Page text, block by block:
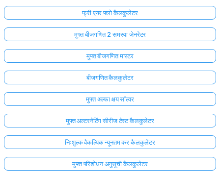
फ्री एयर फ्लो कैलकुलेटर
मुफ्त बीजगणित 2 समस्या जेनरेटर
मुफ्त बीजगणित मास्टर
बीजगणित कैलकुलेटर
मुफ्त अल्फा क्षय सॉल्वर
मुफ्त अल्टरनेटिंग सीरीज टेस्ट कैलकुलेटर
निःशुल्क वैकल्पिक न्यूनतम कर कैलकुलेटर
मुफ्त परिशोधन अनुसूची कैलकुलेटर